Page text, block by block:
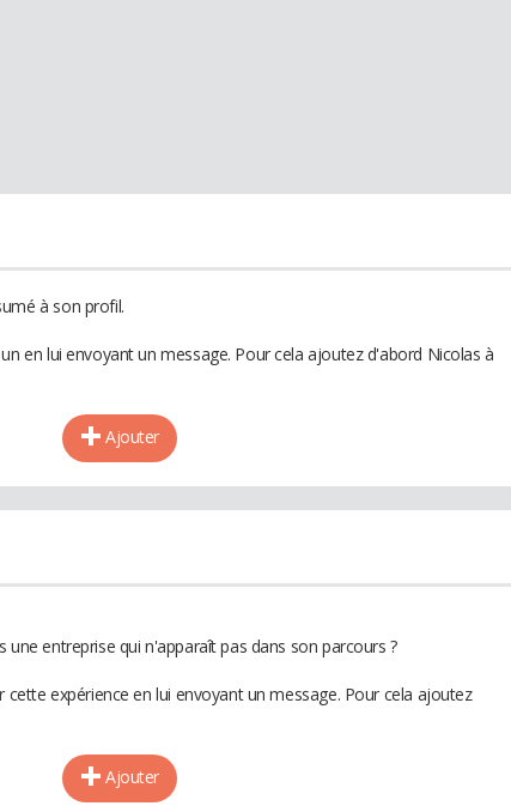
à son profil.
en lui envoyant un message. Pour cela ajoutez d'abord Nicolas à
Ajouter
une entreprise qui n'apparaît pas dans son parcours ?
expérience en lui envoyant un message. Pour cela ajoutez
Ajouter